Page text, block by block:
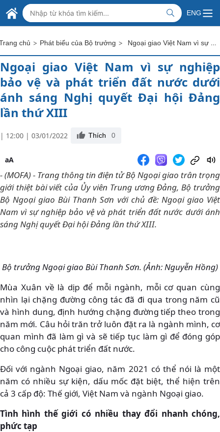
Skip to Main Content
BỘ NGOẠI GIAO VIỆT NAM
MINISTRY OF FOREIGN AFFAIRS
ENG
chủ > Phát biểu của Bộ trưởng > Ngoại giao Việt Nam vì sự nghiệp bảo vệ và phát triển đất nước dưới ánh sáng Nghị quyết Đại hội Đảng lần thứ XIII
Ngoại giao Việt Nam vì sự nghiệp
bảo vệ và phát triển đất nước dưới
ánh sáng Nghị quyết Đại hội Đảng
lần thứ XIII
| 12:00 | 03/01/2022 Thích 0
aA
- (MOFA) - Trang thông tin điện tử Bộ Ngoại giao trân trọng
giới thiệt bài viết của Ủy viên Trung ương Đảng, Bộ trưởng
Bộ Ngoại giao Bùi Thanh Sơn với chủ đề: Ngoại giao Việt
Nam vì sự nghiệp bảo vệ và phát triển đất nước dưới ánh
sáng Nghị quyết Đại hội Đảng lần thứ XIII.
Bộ trưởng Ngoại giao Bùi Thanh Sơn. (Ảnh: Nguyễn Hồng)
Mùa Xuân về là dịp để mỗi ngành, mỗi cơ quan cùng
nhìn lại chặng đường công tác đã đi qua trong năm cũ
và hình dung, định hướng chặng đường tiếp theo trong
năm mới. Câu hỏi trăn trở luôn đặt ra là ngành mình, cơ
quan mình đã làm gì và sẽ tiếp tục làm gì để đóng góp
cho công cuộc phát triển đất nước.
Đối với ngành Ngoại giao, năm 2021 có thể nói là một
năm có nhiều sự kiện, dấu mốc đặt biệt, thể hiện trên
cả 3 cấp độ: Thế giới, Việt Nam và ngành Ngoại giao.
Tình hình thế giới có nhiều thay đổi nhanh chóng,
phức tạp